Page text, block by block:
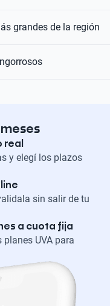
grandes de la región
real
y elegí los plazos
sin salir de tu
a cuota fija
UVA para